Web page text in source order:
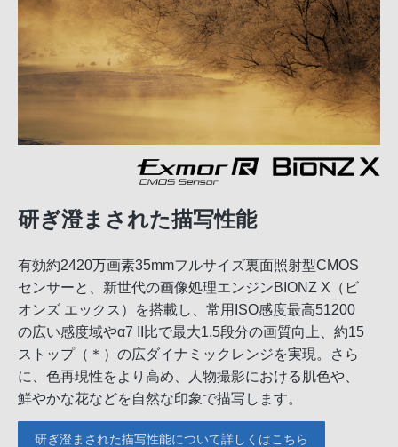
研ぎ澄まされた描写性能
有効約2420万画素35mmフルサイズ裏面照射型CMOS
センサーと、新世代の画像処理エンジンBIONZ X（ビ
オンズ エックス）を搭載し、常用ISO感度最高51200
の広い感度域やα7 II比で最大1.5段分の画質向上、約15
ストップ（＊）の広ダイナミックレンジを実現。さら
に、色再現性をより高め、人物撮影における肌色や、
鮮やかな花などを自然な印象で描写します。
研ぎ澄まされた描写性能について詳しくはこちら